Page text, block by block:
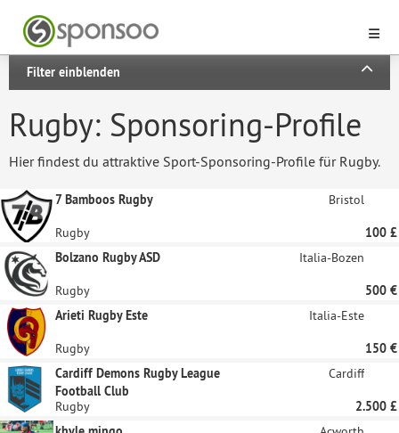
Filter einblenden
Rugby: Sponsoring-Profile
Hier findest du attraktive Sport-Sponsoring-Profile für Rugby.
7 Bamboos Rugby Bristol
Rugby
100 £
Bolzano Rugby ASD
Italia-Bozen
Rugby
500 €
Arieti Rugby Este
Italia-Este
Rugby
150 €
Cardiff Demons Rugby League
Football Club
Cardiff
Rugby
2.500 £